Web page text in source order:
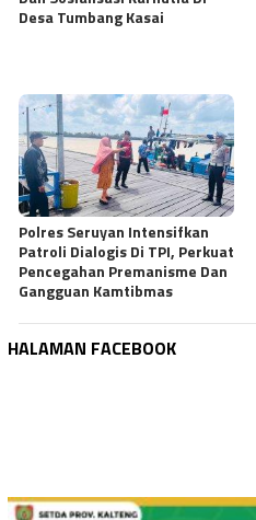
Desa Tumbang Kasai
Polres Seruyan Intensifkan
Patroli Dialogis Di TPI, Perkuat
Pencegahan Premanisme Dan
Gangguan Kamtibmas
HALAMAN FACEBOOK